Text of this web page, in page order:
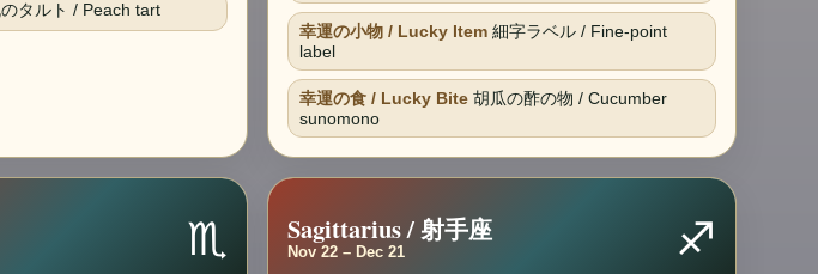
タルト / Peach tart
幸運の小物 / Lucky Item細字ラベル / Fine-point
label
幸運の食 / Lucky Bite胡瓜の酢の物 / Cucumber
sunomono
♏ Sagittarius / 射手座
Nov 22 – Dec 21 ♐